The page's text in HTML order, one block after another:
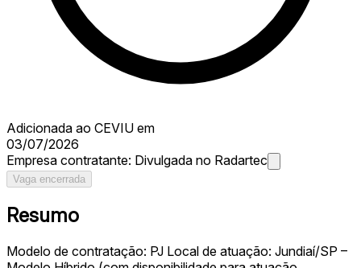
Adicionada ao CEVIU em
03/07/2026
Empresa contratante: Divulgada no Radartec
Vaga encerrada
Resumo
Modelo de contratação: PJ Local de atuação: Jundiaí/SP –